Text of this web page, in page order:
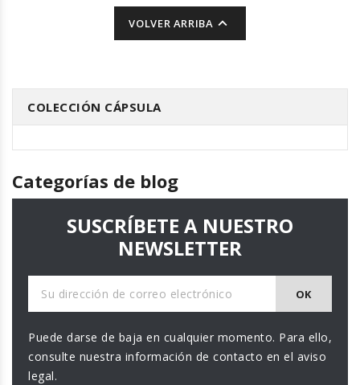
VOLVER ARRIBA 
COLECCIÓN CÁPSULA
Categorías de blog
SUSCRÍBETE A NUESTRO
NEWSLETTER
Puede darse de baja en cualquier momento. Para ello,
consulte nuestra información de contacto en el aviso
legal.